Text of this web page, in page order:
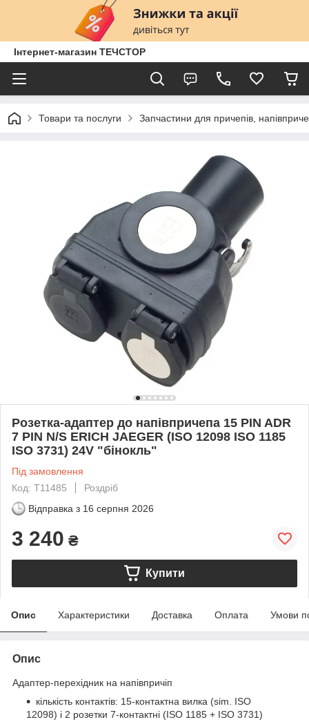
Інтернет-магазин ТЕЧСТОР
Товари та послуги Запчастини для причепів,
Розетка-адаптер до напівпричепа 15 PIN ADR
7 PIN N/S ERICH JAEGER (ISO 12098 ISO 1185
ISO 3731) 24V "бінокль"
Під замовлення
Код: T11485
Роздріб
Відправка з 16 серпня 2026
3 240 ₴
Купити
Опис Характеристики Доставка Оплата Умови
Опис
Адаптер-перехідник на напівпричіп
кількість контактів: 15-контактна вилка (sim. ISO
12098) і 2 розетки 7-контактні (ISO 1185 + ISO 3731)